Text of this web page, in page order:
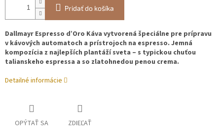
Pridať do košíka
Dallmayr Espresso d’Oro Káva vytvorená špeciálne pre prípravu
v kávových automatoch a prístrojoch na espresso. Jemná
kompozícia z najlepších plantáží sveta – s typickou chuťou
talianskeho espressa a so zlatohnedou penou crema.
Detailné informácie
OPÝTAŤ SA ZDIEĽAŤ